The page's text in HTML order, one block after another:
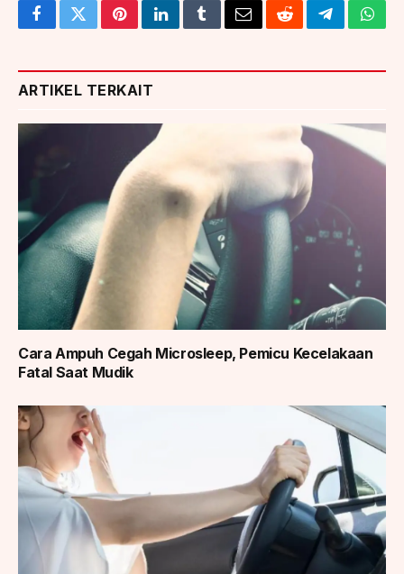
FacebookTwitterPinterestLinkedInTumblrEmailRedditTelegram
ARTIKEL TERKAIT
Cara Ampuh Cegah Microsleep, Pemicu Kecelakaan
Fatal Saat Mudik